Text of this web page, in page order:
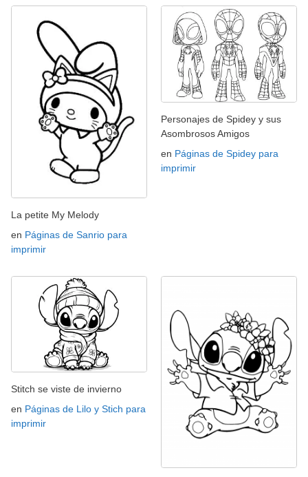
La petite My Melody
en Páginas de Sanrio para
imprimir
Personajes de Spidey y sus
Asombrosos Amigos
en Páginas de Spidey para
imprimir
Stitch se viste de invierno
en Páginas de Lilo y Stich para
imprimir